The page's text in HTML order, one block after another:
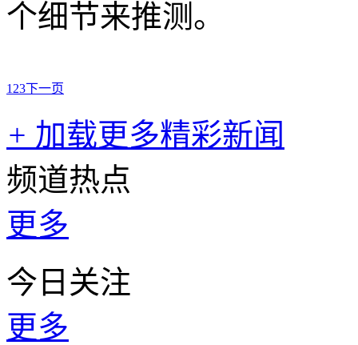
个细节来推测。
1 23下一页
+ 加载更多精彩新闻
频道热点
更多
今日关注
更多